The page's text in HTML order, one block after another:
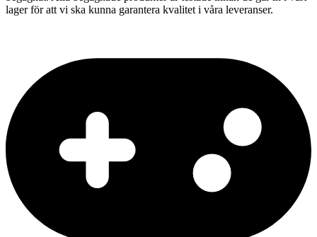
lager för att vi ska kunna garantera kvalitet i våra leveranser.